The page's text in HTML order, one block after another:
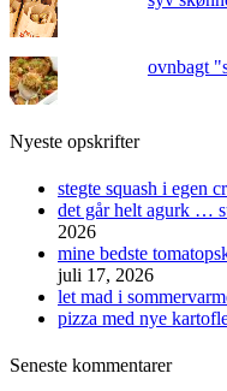
ovnbagt
Nyeste opskrifter
stegte squash i egen
det går helt agurk …
2026
mine bedste
juli 17, 2026
let mad i
pizza med nye
Seneste kommentarer